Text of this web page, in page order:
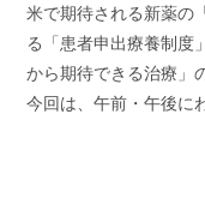
米で期待される新薬の
る「患者申出療養制度
から期待できる治療」
今回は、午前・午後に